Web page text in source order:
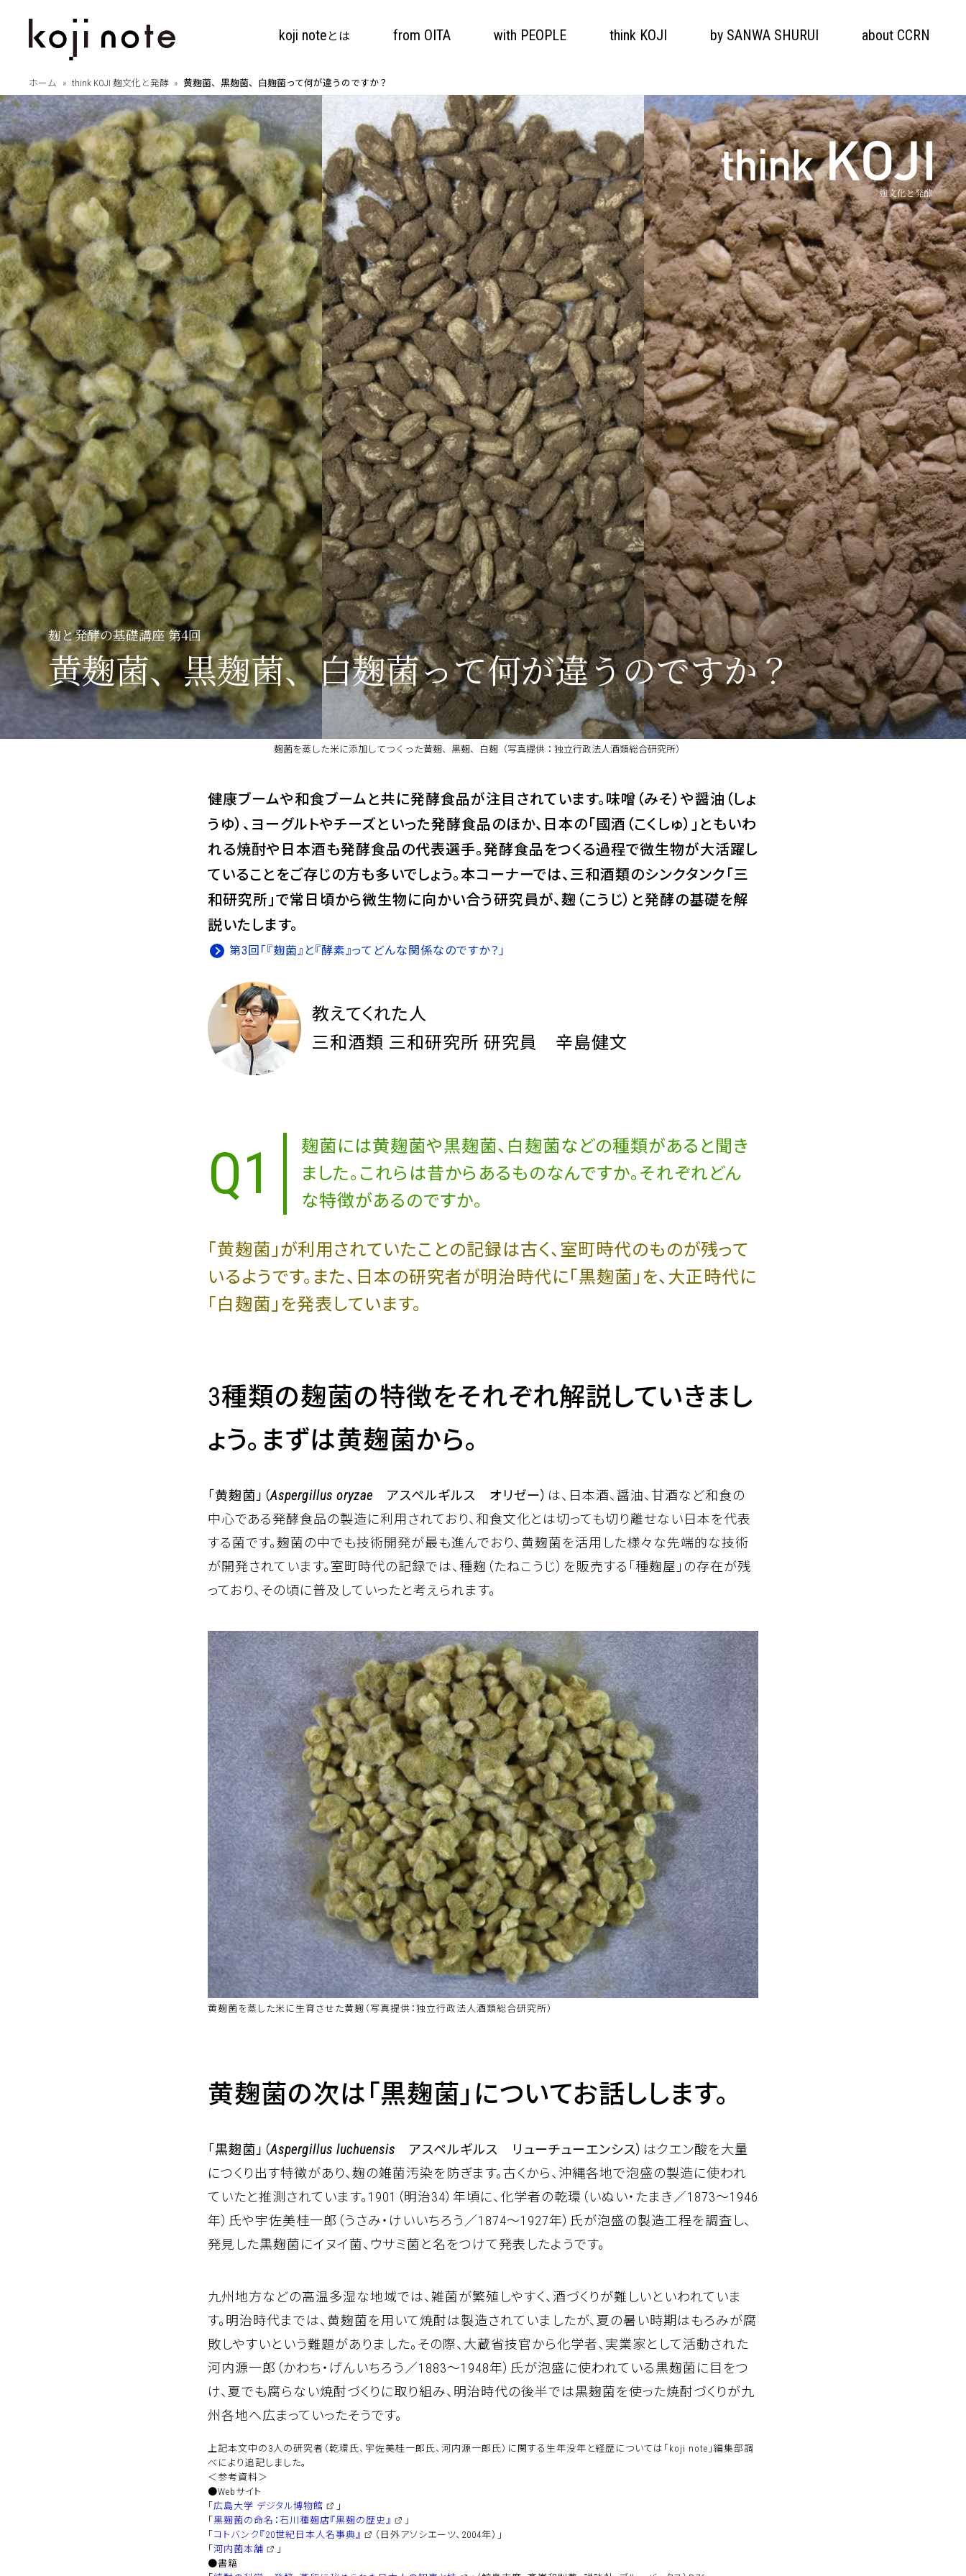
koji note とは from OITA with PEOPLE think KOJI by SANWA SHURUI about CCRN
ホーム think KOJI 麹文化と発酵 黄麹菌、黒麹菌、白麹菌って何が違うのですか？
麹と発酵の基礎講座 第4回
黄麹菌、黒麹菌、白麹菌って何が違うのですか？
麹菌を蒸した米に添加してつくった黄麹、黒麹、白麹（写真提供：独立行政法人酒類総合研究所）
健康ブームや和食ブームと共に発酵食品が注目されています。味噌（みそ）や醤油（しょ
うゆ）、ヨーグルトやチーズといった発酵食品のほか、日本の「國酒（こくしゅ）」ともいわ
れる焼酎や日本酒も発酵食品の代表選手。発酵食品をつくる過程で微生物が大活躍し
ていることをご存じの方も多いでしょう。本コーナーでは、三和酒類のシンクタンク「三
和研究所」で常日頃から微生物に向かい合う研究員が、麹（こうじ）と発酵の基礎を解
説いたします。
第3回「『麹菌』と『酵素』ってどんな関係なのですか？」
教えてくれた人
三和酒類 三和研究所 研究員 辛島健文
Q1
麹菌には黄麹菌や黒麹菌、白麹菌などの種類があると聞き
ました。これらは昔からあるものなんですか。それぞれどん
な特徴があるのですか。
「黄麹菌」が利用されていたことの記録は古く、室町時代のものが残って
いるようです。また、日本の研究者が明治時代に「黒麹菌」を、大正時代に
「白麹菌」を発表しています。
3種類の麹菌の特徴をそれぞれ解説していきまし
ょう。まずは黄麹菌から。
「黄麹菌」（Aspergillus oryzae アスペルギルス オリゼー） は、日本酒、醤油、甘酒など和食の
中心である発酵食品の製造に利用されており、和食文化とは切っても切り離せない日本を代表
する菌です。麹菌の中でも技術開発が最も進んでおり、黄麹菌を活用した様々な先端的な技術
が開発されています。室町時代の記録では、種麹（たねこうじ）を販売する「種麹屋」の存在が残
っており、その頃に普及していったと考えられます。
黄麹菌を蒸した米に生育させた黄麹（写真提供：独立行政法人酒類総合研究所）
黄麹菌の次は「黒麹菌」についてお話しします。
「黒麹菌」（Aspergillus luchuensis アスペルギルス リューチューエンシス） はクエン酸を大量
につくり出す特徴があり、麹の雑菌汚染を防ぎます。古くから、沖縄各地で泡盛の製造に使われ
ていたと推測されています。1901（明治34）年頃に、化学者の乾環（いぬい・たまき／1873～1946
年）氏や宇佐美桂一郎（うさみ・けいいちろう／1874～1927年）氏が泡盛の製造工程を調査し、
発見した黒麹菌にイヌイ菌、ウサミ菌と名をつけて発表したようです。
九州地方などの高温多湿な地域では、雑菌が繁殖しやすく、酒づくりが難しいといわれていま
す。明治時代までは、黄麹菌を用いて焼酎は製造されていましたが、夏の暑い時期はもろみが腐
敗しやすいという難題がありました。その際、大蔵省技官から化学者、実業家として活動された
河内源一郎（かわち・げんいちろう／1883～1948年）氏が泡盛に使われている黒麹菌に目をつ
け、夏でも腐らない焼酎づくりに取り組み、明治時代の後半では黒麹菌を使った焼酎づくりが九
州各地へ広まっていったそうです。
上記本文中の3人の研究者（乾環氏、宇佐美桂一郎氏、河内源一郎氏）に関する生年没年と経歴については「koji note」編集部調
べにより追記しました。
＜参考資料＞
●Webサイト
「広島大学 デジタル博物館
」
「黒麹菌の命名：石川種麹店『黒麹の歴史』
」
「コトバンク『20世紀日本人名事典』
（日外アソシエーツ、2004年）」
「河内菌本舗
」
●書籍